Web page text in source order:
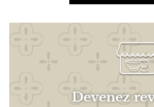
Devenez